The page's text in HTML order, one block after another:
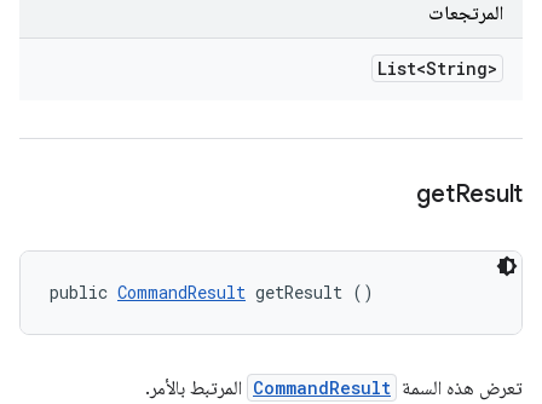
المرتجعات
List<String>
getResult
public CommandResult getResult ()
تعرض هذه السمة CommandResult المرتبط بالأمر.